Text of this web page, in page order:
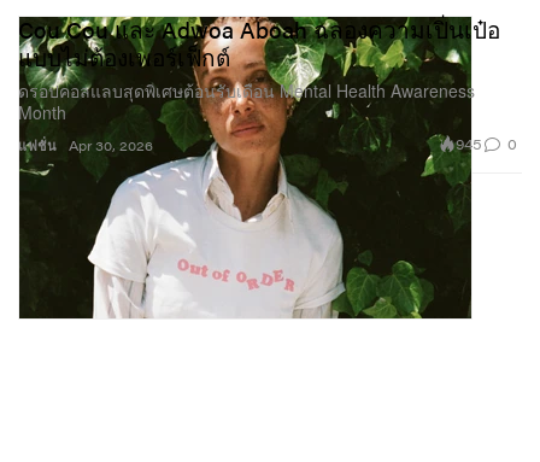
แฟชั่น
Cou Cou และ Adwoa Aboah ฉลองความเปิ่นเป๋อ
แบบไม่ต้องเพอร์เฟ็กต์
ดรอปคอลแลบสุดพิเศษต้อนรับเดือน Mental Health Awareness
Month
Apr 30, 2026 945 0